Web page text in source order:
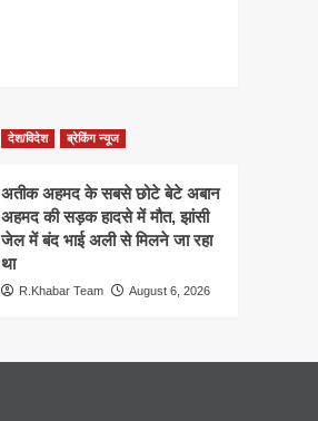
देश/विदेश ब्रेकिंग न्यूज
अतीक अहमद के सबसे छोटे बेटे अबान
अहमद की सड़क हादसे में मौत, झांसी
जेल में बंद भाई अली से मिलने जा रहा
था
R.Khabar Team August 6, 2026